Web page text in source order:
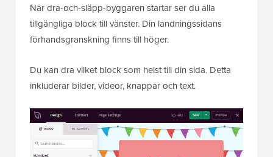
När dra-och-släpp-byggaren startar ser du alla
tillgängliga block till vänster. Din landningssidans
förhandsgranskning finns till höger.
Du kan dra vilket block som helst till din sida. Detta
inkluderar bilder, videor, knappar och text.